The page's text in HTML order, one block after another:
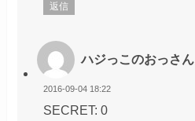
返信
ハジっこのおっさん
2016-09-04 18:22
SECRET: 0